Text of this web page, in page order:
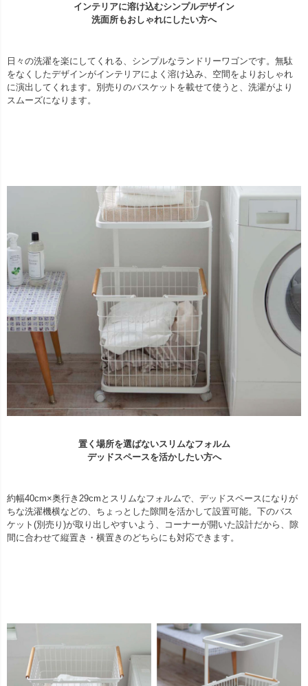
インテリアに溶け込むシンプルデザイン
洗面所もおしゃれにしたい方へ
日々の洗濯を楽にしてくれる、シンプルなランドリーワゴンです。無駄
をなくしたデザインがインテリアによく溶け込み、空間をよりおしゃれ
に演出してくれます。別売りのバスケットを載せて使うと、洗濯がより
スムーズになります。
置く場所を選ばないスリムなフォルム
デッドスペースを活かしたい方へ
約幅40cm×奥行き29cmとスリムなフォルムで、デッドスペースになりが
ちな洗濯機横などの、ちょっとした隙間を活かして設置可能。下のバス
ケット(別売り)が取り出しやすいよう、コーナーが開いた設計だから、隙
間に合わせて縦置き・横置きのどちらにも対応できます。